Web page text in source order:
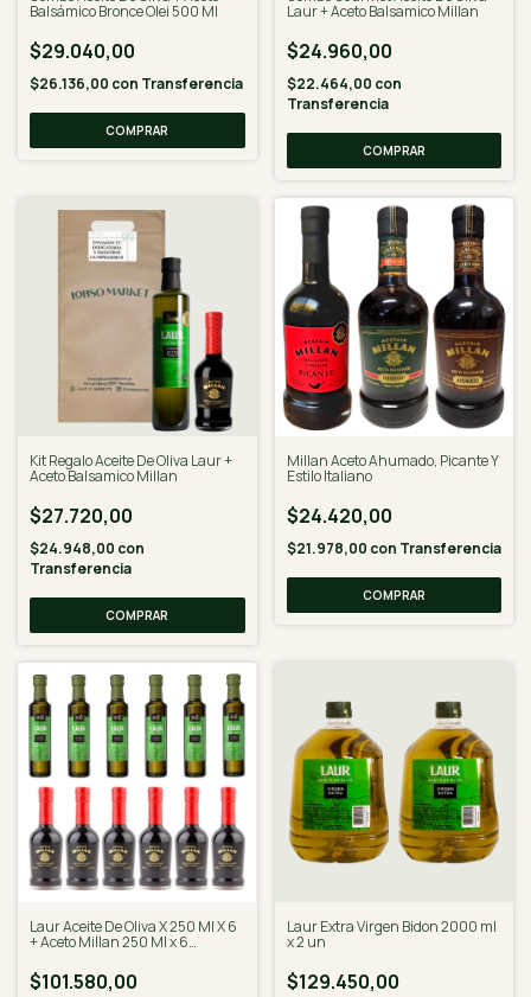
Balsámico Bronce Olei 500 Ml
$29.040,00
$26.136,00 con Transferencia
Laur + Aceto Balsamico Millan
$24.960,00
$22.464,00 con
Transferencia
Kit Regalo Aceite De Oliva Laur +
Aceto Balsamico Millan
$27.720,00
$24.948,00 con
Transferencia
Millan Aceto Ahumado, Picante Y
Estilo Italiano
$24.420,00
$21.978,00 con Transferencia
Laur Aceite De Oliva X 250 Ml X 6
+ Aceto Millan 250 Ml x 6
$101.580,00
Laur Extra Virgen Bidon 2000 ml
x 2 un
$129.450,00